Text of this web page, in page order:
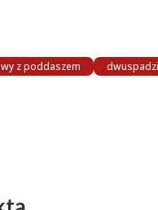
z poddaszem